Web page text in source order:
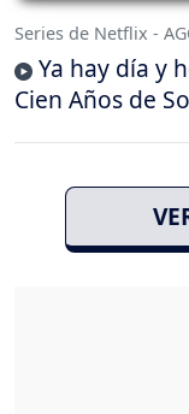
Series de Netflix -
Ya hay día y
Cien Años de